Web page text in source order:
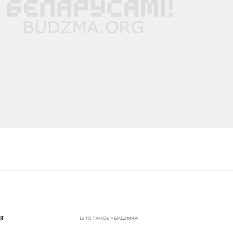
ШТО ТАКОЕ «БУДЗЬМА